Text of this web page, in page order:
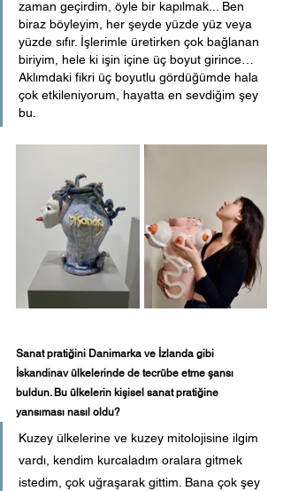
zaman geçirdim, öyle bir kapılmak... Ben
biraz böyleyim, her şeyde yüzde yüz veya
yüzde sıfır. İşlerimle üretirken çok bağlanan
biriyim, hele ki işin içine üç boyut girince…
Aklımdaki fikri üç boyutlu gördüğümde hala
çok etkileniyorum, hayatta en sevdiğim şey
bu.
Sanat pratiğini Danimarka ve İzlanda gibi
İskandinav ülkelerinde de tecrübe etme şansı
buldun. Bu ülkelerin kişisel sanat pratiğine
yansıması nasıl oldu?
Kuzey ülkelerine ve kuzey mitolojisine ilgim
vardı, kendim kurcaladım oralara gitmek
istedim, çok uğraşarak gittim. Bana çok şey